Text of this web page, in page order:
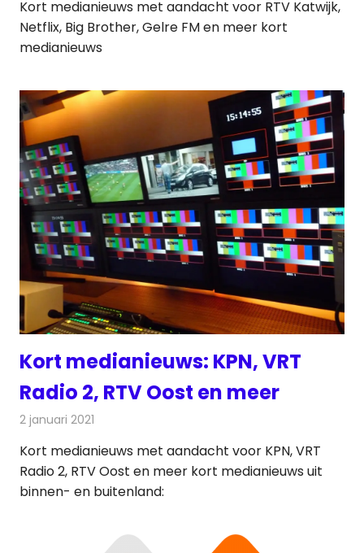
Kort medianieuws met aandacht voor RTV Katwijk,
Netflix, Big Brother, Gelre FM en meer kort
medianieuws
Kort medianieuws: KPN, VRT
Radio 2, RTV Oost en meer
2 januari 2021
Kort medianieuws met aandacht voor KPN, VRT
Radio 2, RTV Oost en meer kort medianieuws uit
binnen- en buitenland: